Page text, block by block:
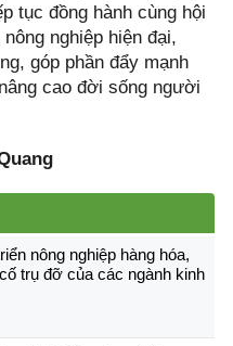
tục đồng hành cùng hội
nghiệp hiện đại,
góp phần đẩy mạnh
cao đời sống người
nông nghiệp hàng hóa,
trụ đỡ của các ngành kinh